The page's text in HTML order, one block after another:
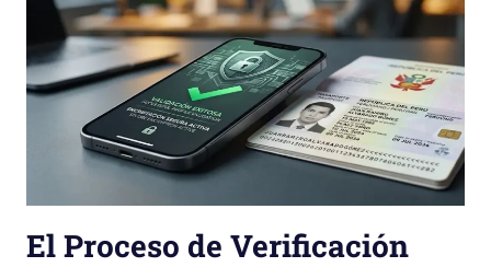
El Proceso de Verificación